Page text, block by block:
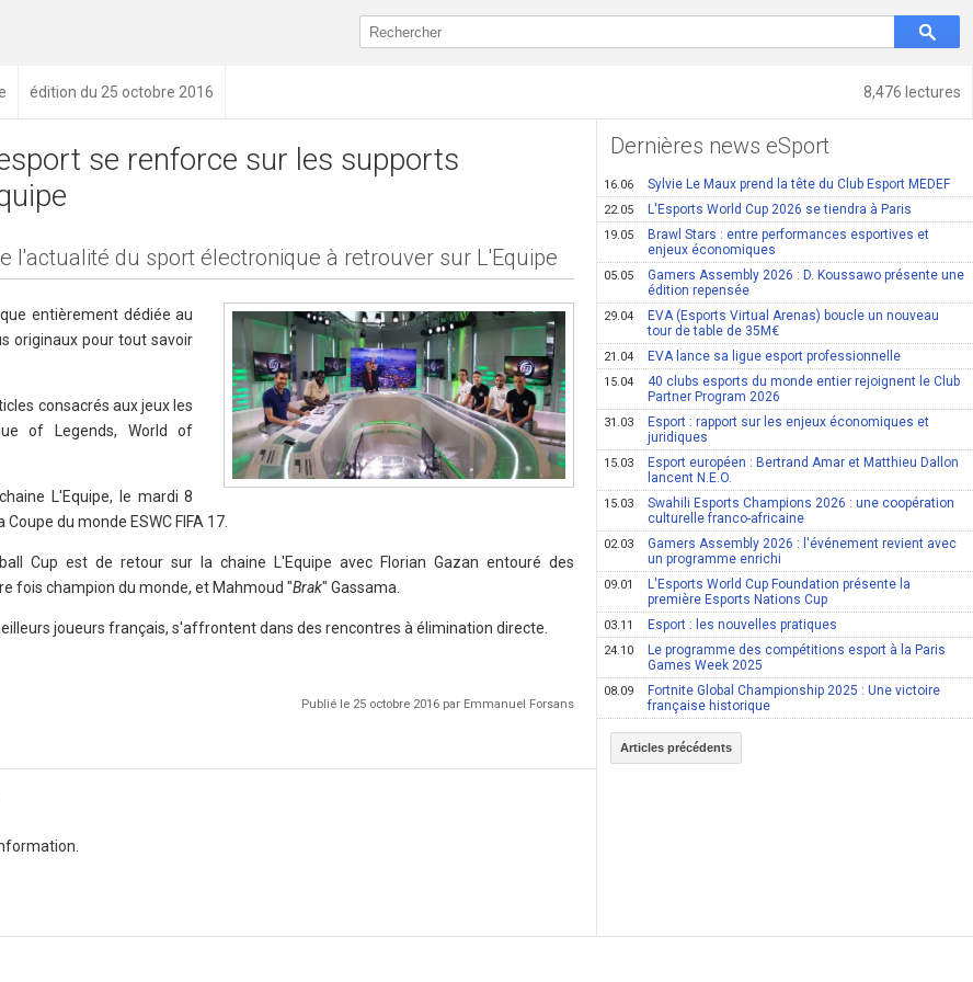
8,476 lectures
édition du 25 octobre 2016
se renforce sur les supports
l'actualité du sport électronique à retrouver sur L'Equipe
entièrement dédiée au
originaux pour tout savoir
consacrés aux jeux les
of Legends, World of
L'Equipe, le mardi 8
du monde ESWC FIFA 17.
Cup est de retour sur la chaine L'Equipe avec Florian Gazan entouré des
fois champion du monde, et Mahmoud "Brak" Gassama.
joueurs français, s'affrontent dans des rencontres à élimination directe.
Publié le 25 octobre 2016 par Emmanuel Forsans
Dernières news eSport
16.06 Sylvie Le Maux prend la tête du Club Esport MEDEF
22.05 L'Esports World Cup 2026 se tiendra à Paris
19.05
Brawl Stars : entre performances esportives et
enjeux économiques
05.05
Gamers Assembly 2026 : D. Koussawo présente une
édition repensée
29.04
EVA (Esports Virtual Arenas) boucle un nouveau
tour de table de 35M€
21.04 EVA lance sa ligue esport professionnelle
15.04
40 clubs esports du monde entier rejoignent le Club
Partner Program 2026
31.03
Esport : rapport sur les enjeux économiques et
juridiques
15.03
Esport européen : Bertrand Amar et Matthieu Dallon
lancent N.E.O.
15.03
Swahili Esports Champions 2026 : une coopération
culturelle franco-africaine
02.03
Gamers Assembly 2026 : l'événement revient avec
un programme enrichi
09.01
L'Esports World Cup Foundation présente la
première Esports Nations Cup
03.11 Esport : les nouvelles pratiques
24.10
Le programme des compétitions esport à la Paris
Games Week 2025
08.09
Fortnite Global Championship 2025 : Une victoire
française historique
Articles précédents